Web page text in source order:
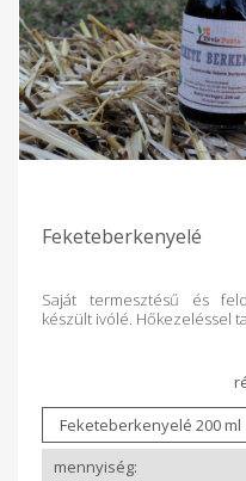
Feketeberkenyelé
Saját termesztésű és
készült ivólé. Hőkezeléssel